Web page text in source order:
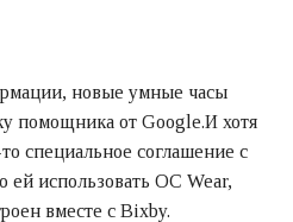
новые умные часы
помощника от Google.И хотя
специальное соглашение с
ей использовать ОС Wear,
вместе с Bixby.